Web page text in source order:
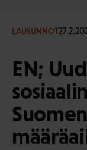
fLAUSUNNOT
EN;